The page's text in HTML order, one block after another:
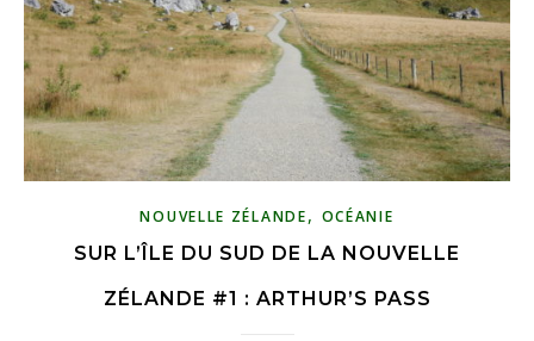
NOUVELLE ZÉLANDE, OCÉANIE
SUR L’ÎLE DU SUD DE LA NOUVELLE
ZÉLANDE #1 : ARTHUR’S PASS